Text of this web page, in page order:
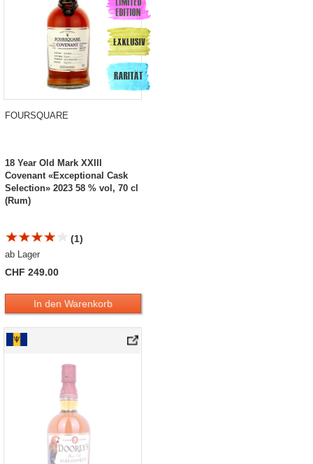
FOURSQUARE
18 Year Old Mark XXIII
Covenant «Exceptional Cask
Selection» 2023 58 % vol, 70 cl
(Rum)
(1)
ab Lager
CHF 249.00
In den Warenkorb